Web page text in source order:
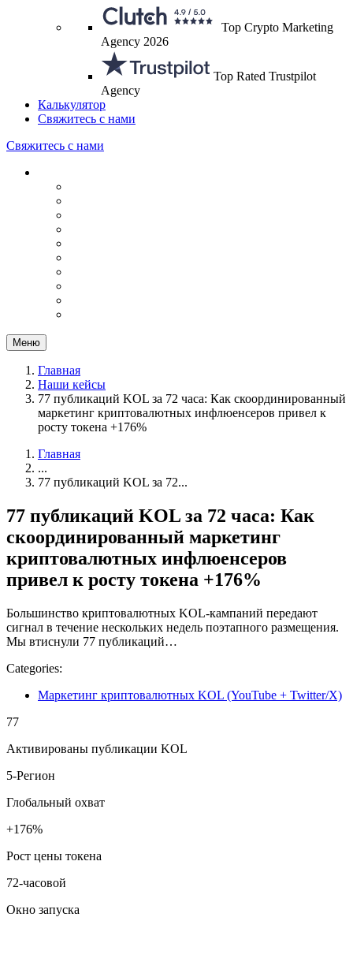
Top Crypto Marketing
Agency 2026
Top Rated Trustpilot
Agency
Калькулятор
Свяжитесь с нами
Свяжитесь с нами
Меню
Главная
Наши кейсы
77 публикаций KOL за 72 часа: Как скоординированный
маркетинг криптовалютных инфлюенсеров привел к
росту токена +176%
Главная
...
77 публикаций KOL за 72...
77 публикаций KOL за 72 часа: Как
скоординированный маркетинг
криптовалютных инфлюенсеров
привел к росту токена +176%
Большинство криптовалютных KOL-кампаний передают
сигнал в течение нескольких недель поэтапного размещения.
Мы втиснули 77 публикаций…
Categories:
Маркетинг криптовалютных KOL (YouTube + Twitter/X)
77
Активированы публикации KOL
5-Регион
Глобальный охват
+176%
Рост цены токена
72-часовой
Окно запуска